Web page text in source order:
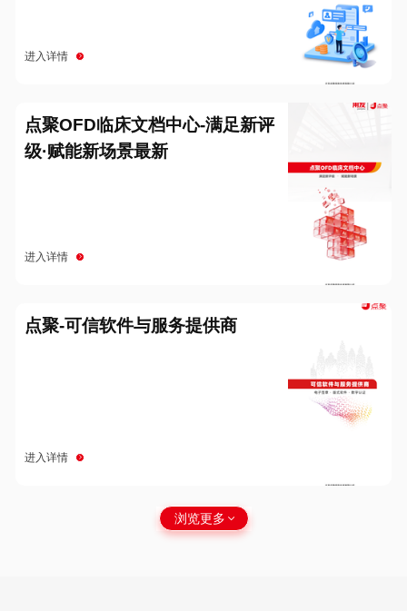
进入详情
点聚OFD临床文档中心-满足新评
级·赋能新场景最新
进入详情
点聚-可信软件与服务提供商
进入详情
浏览更多